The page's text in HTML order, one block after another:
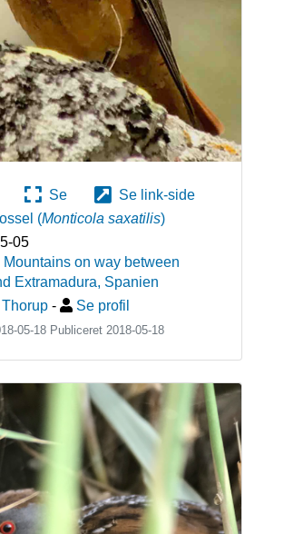
Se
Se link-side
(Monticola saxatilis)
05
Mountains on way between
Extramadura, Spanien
- Se profil
05-18 Publiceret 2018-05-18